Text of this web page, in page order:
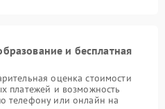
и бесплатная
оценка стоимости
платежей и возможность
телефону или онлайн на